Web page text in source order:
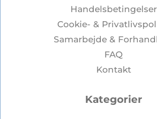
Handelsbetingelser
Cookie- &
Samarbejde &
FAQ
Kontakt
Kategorier